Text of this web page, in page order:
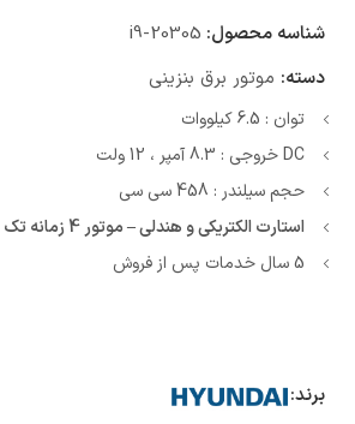
شناسه محصول: i9-20305
دسته: موتور برق بنزینی
توان : 6.5 کیلووات
DC خروجی : 8.3 آمپر ، 12 ولت
حجم سیلندر : 458 سی سی
استارت الکتریکی و هندلی – موتور 4 زمانه تک سیلندر هوا خنک
5 سال خدمات پس از فروش
برند: